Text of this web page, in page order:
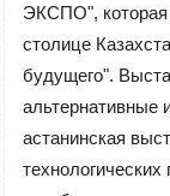
ЭКСПО", которая
столице
будущего".
альтернативные
астанинская